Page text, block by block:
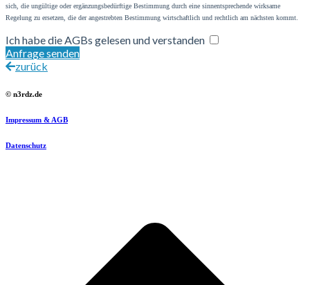
sich, die ungültige oder ergänzungsbedürftige Bestimmung durch eine sinnentsprechende wirksame
Regelung zu ersetzen, die der angestrebten Bestimmung wirtschaftlich und rechtlich am nächsten kommt.
Ich habe die AGBs gelesen und verstanden
Anfrage senden
zurück
© n3rdz.de
Impressum & AGB
Datenschutz